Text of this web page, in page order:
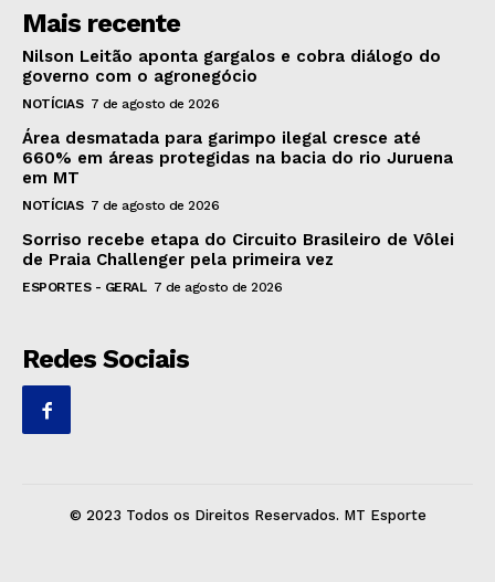
Mais recente
Nilson Leitão aponta gargalos e cobra diálogo do
governo com o agronegócio
NOTÍCIAS 7 de agosto de 2026
Área desmatada para garimpo ilegal cresce até
660% em áreas protegidas na bacia do rio Juruena
em MT
NOTÍCIAS 7 de agosto de 2026
Sorriso recebe etapa do Circuito Brasileiro de Vôlei
de Praia Challenger pela primeira vez
ESPORTES - GERAL 7 de agosto de 2026
Redes Sociais
© 2023 Todos os Direitos Reservados. MT Esporte